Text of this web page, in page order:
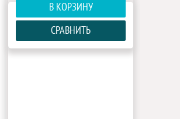
В КОРЗИНУ
СРАВНИТЬ